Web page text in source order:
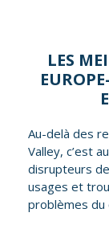
LES
Au-delà des
Valley, c’est
disrupteurs
usages et
problèmes du